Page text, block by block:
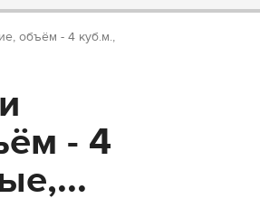
объём - 4 куб.м.,
- 4